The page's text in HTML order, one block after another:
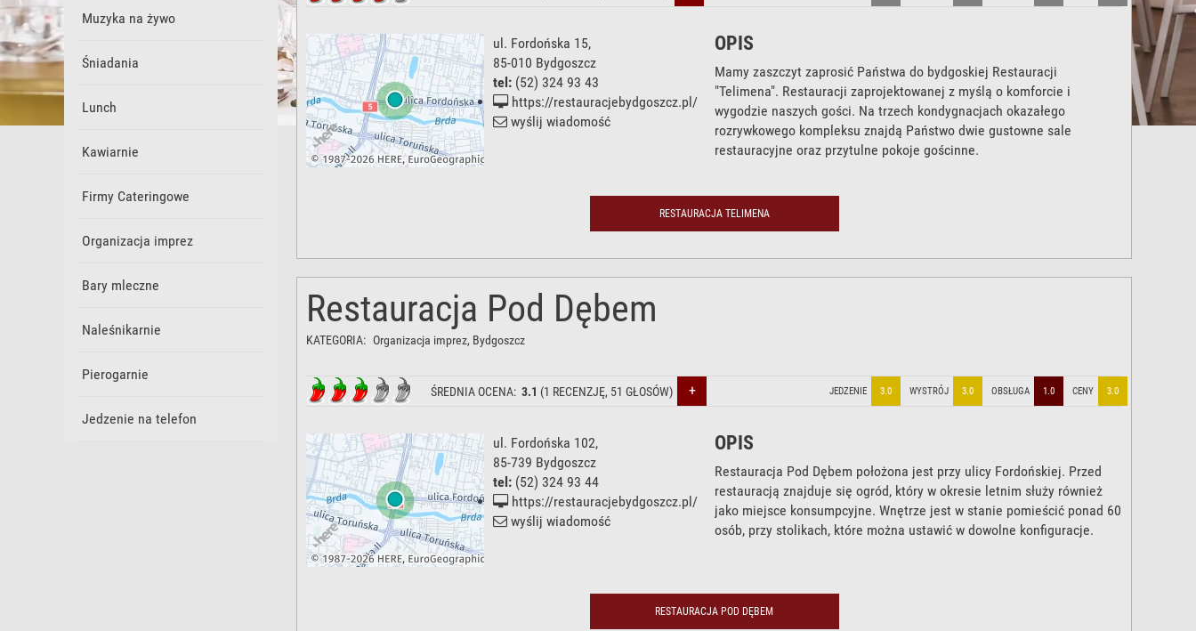
Muzyka na żywo
Śniadania
Lunch
Kawiarnie
Firmy Cateringowe
Organizacja imprez
Bary mleczne
Naleśnikarnie
Pierogarnie
Jedzenie na telefon
ul. Fordońska 15,
85-010 Bydgoszcz
tel: (52) 324 93 43
https://restauracjebydgoszcz.pl/
wyślij wiadomość
OPIS
Mamy zaszczyt zaprosić Państwa do bydgoskiej Restauracji
"Telimena". Restauracji zaprojektowanej z myślą o komforcie i
wygodzie naszych gości. Na trzech kondygnacjach okazałego
rozrywkowego kompleksu znajdą Państwo dwie gustowne sale
restauracyjne oraz przytulne pokoje gościnne.
RESTAURACJA TELIMENA
Restauracja Pod Dębem
KATEGORIA: Organizacja imprez, Bydgoszcz
ŚREDNIA OCENA: 3.1 (1 RECENZJĘ, 51 GŁOSÓW) + JEDZENIE 3.0 WYSTRÓJ 3.0 OBSŁUGA 1.0 CENY 3.0
ul. Fordońska 102,
85-739 Bydgoszcz
tel: (52) 324 93 44
https://restauracjebydgoszcz.pl/
wyślij wiadomość
OPIS
Restauracja Pod Dębem położona jest przy ulicy Fordońskiej. Przed
restauracją znajduje się ogród, który w okresie letnim służy również
jako miejsce konsumpcyjne. Wnętrze jest w stanie pomieścić ponad 60
osób, przy stolikach, które można ustawić w dowolne konfiguracje.
RESTAURACJA POD DĘBEM